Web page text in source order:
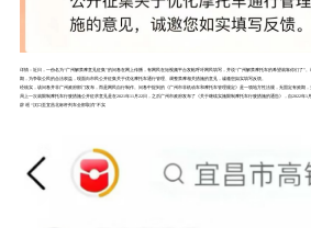
详情： 近日，一份名为“广州解禁摩意见征集”的问卷在网上传播，有网民在短视频平台发帖呼吁网民填写，并说“广州解禁摩托车的希望就靠你们了”
期，为争取公民的合法权益，现面向市民公开征集关于优化摩托车通行管理、调整禁摩相关措施的意见，诚邀您如实填写反馈。
经核实，该问卷并非广州政府部门发布，而是网民自行制作。问卷中提到的《广州市非机动车和摩托车管理规定》是一项地方性法规，无固定有效期
局上一次就限制摩托车行驶措施公开征求意见是在2021年11月22日，之后广州市政府发布了《关于继续实施限制摩托车行驶措施的通告》，自2022年1
辟 谣 “汉口至宜昌北标杆列车全部取消”不实